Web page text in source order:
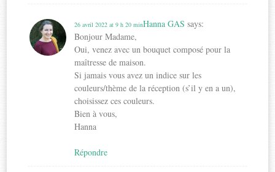
Hanna GAS says:
26 avril 2022 at 9 h 20 min
Bonjour Madame,
Oui, venez avec un bouquet composé pour la
maîtresse de maison.
Si jamais vous avez un indice sur les
couleurs/thème de la réception (s’il y en a un),
choisissez ces couleurs.
Bien à vous,
Hanna
Répondre